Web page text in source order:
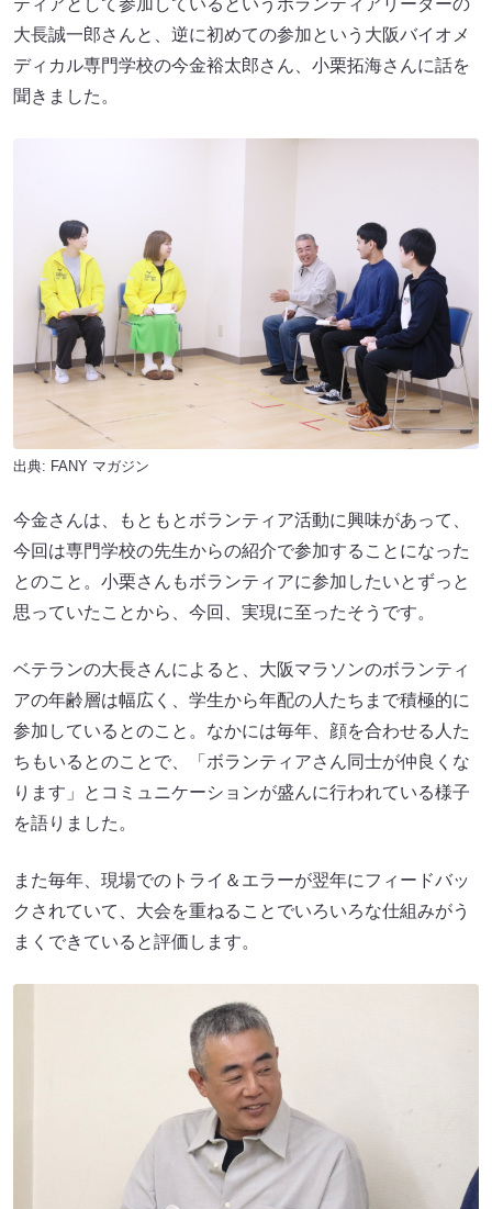
ティアとして参加しているというボランティアリーダーの
大長誠一郎さんと、逆に初めての参加という大阪バイオメ
ディカル専門学校の今金裕太郎さん、小栗拓海さんに話を
聞きました。
出典: FANY マガジン
今金さんは、もともとボランティア活動に興味があって、
今回は専門学校の先生からの紹介で参加することになった
とのこと。小栗さんもボランティアに参加したいとずっと
思っていたことから、今回、実現に至ったそうです。
ベテランの大長さんによると、大阪マラソンのボランティ
アの年齢層は幅広く、学生から年配の人たちまで積極的に
参加しているとのこと。なかには毎年、顔を合わせる人た
ちもいるとのことで、「ボランティアさん同士が仲良くな
ります」とコミュニケーションが盛んに行われている様子
を語りました。
また毎年、現場でのトライ＆エラーが翌年にフィードバッ
クされていて、大会を重ねることでいろいろな仕組みがう
まくできていると評価します。